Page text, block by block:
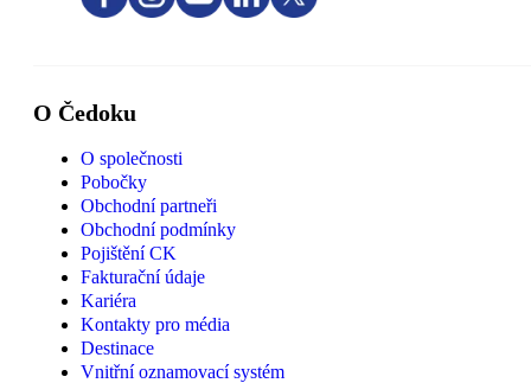
O Čedoku
O společnosti
Pobočky
Obchodní partneři
Obchodní podmínky
Pojištění CK
Fakturační údaje
Kariéra
Kontakty pro média
Destinace
Vnitřní oznamovací systém